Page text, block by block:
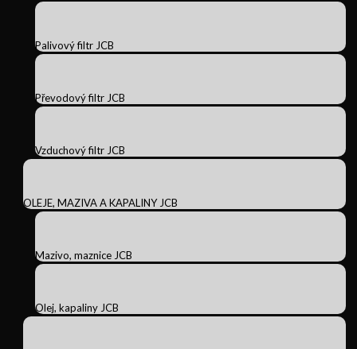
Palivový filtr JCB
Převodový filtr JCB
Vzduchový filtr JCB
OLEJE, MAZIVA A KAPALINY JCB
Mazivo, maznice JCB
Olej, kapaliny JCB